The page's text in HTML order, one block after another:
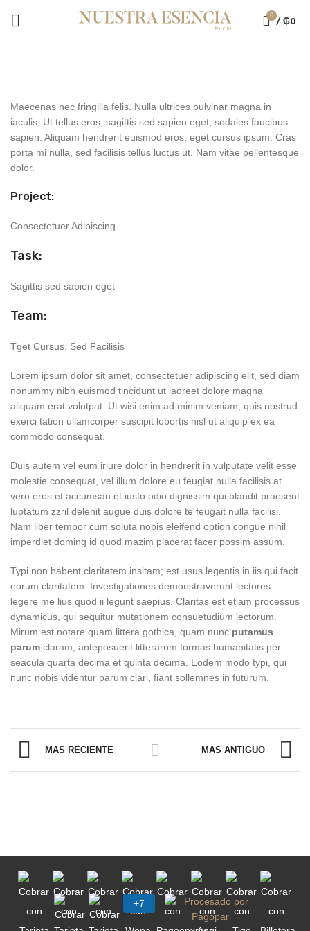
0
/ ₲0
Maecenas nec fringilla felis. Nulla ultrices pulvinar magna in
iaculis. Ut tellus eros, sagittis sed sapien eget, sodales faucibus
sapien. Aliquam hendrerit euismod eros, eget cursus ipsum. Cras
porta mi nulla, sed facilisis tellus luctus ut. Nam vitae pellentesque
dolor.
Project:
Consectetuer Adipiscing
Task:
Sagittis sed sapien eget
Team:
Tget Cursus, Sed Facilisis
Lorem ipsum dolor sit amet, consectetuer adipiscing elit, sed diam
nonummy nibh euismod tincidunt ut laoreet dolore magna
aliquam erat volutpat. Ut wisi enim ad minim veniam, quis nostrud
exerci tation ullamcorper suscipit lobortis nisl ut aliquip ex ea
commodo consequat.
Duis autem vel eum iriure dolor in hendrerit in vulputate velit esse
molestie consequat, vel illum dolore eu feugiat nulla facilisis at
vero eros et accumsan et iusto odio dignissim qui blandit praesent
luptatum zzril delenit augue duis dolore te feugait nulla facilisi.
Nam liber tempor cum soluta nobis eleifend option congue nihil
imperdiet doming id quod mazim placerat facer possim assum.
Typi non habent claritatem insitam; est usus legentis in iis qui facit
eorum claritatem. Investigationes demonstraverunt lectores
legere me lius quod ii legunt saepius. Claritas est etiam processus
dynamicus, qui sequitur mutationem consuetudium lectorum.
Mirum est notare quam littera gothica, quam nunc putamus
parum claram, anteposuerit litterarum formas humanitatis per
seacula quarta decima et quinta decima. Eodem modo typi, qui
nunc nobis videntur parum clari, fiant sollemnes in futurum.
MAS RECIENTE MAS ANTIGUO